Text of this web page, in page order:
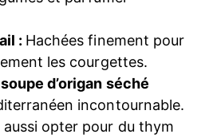
: Hachées finement pour
les courgettes.
d’origan séché
incontournable.
aussi opter pour du thym